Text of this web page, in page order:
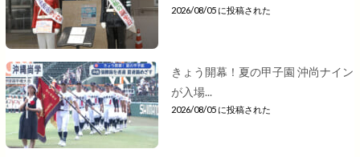
2026/08/05 に投稿された
きょう開幕！夏の甲子園 沖尚ナイン
が入場...
2026/08/05 に投稿された